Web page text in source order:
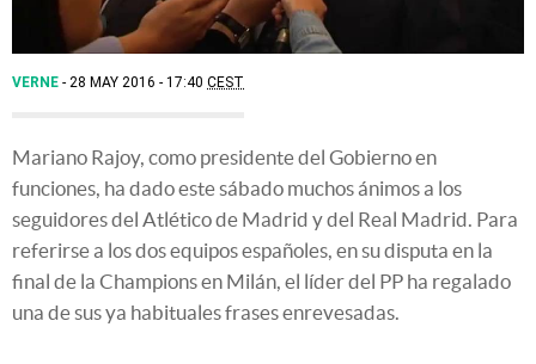
VERNE 28 MAY 2016 - 17:40 CEST
Mariano Rajoy, como presidente del Gobierno en
funciones, ha dado este sábado muchos ánimos a los
seguidores del Atlético de Madrid y del Real Madrid. Para
referirse a los dos equipos españoles, en su disputa en la
final de la Champions en Milán, el líder del PP ha regalado
una de sus ya habituales frases enrevesadas.